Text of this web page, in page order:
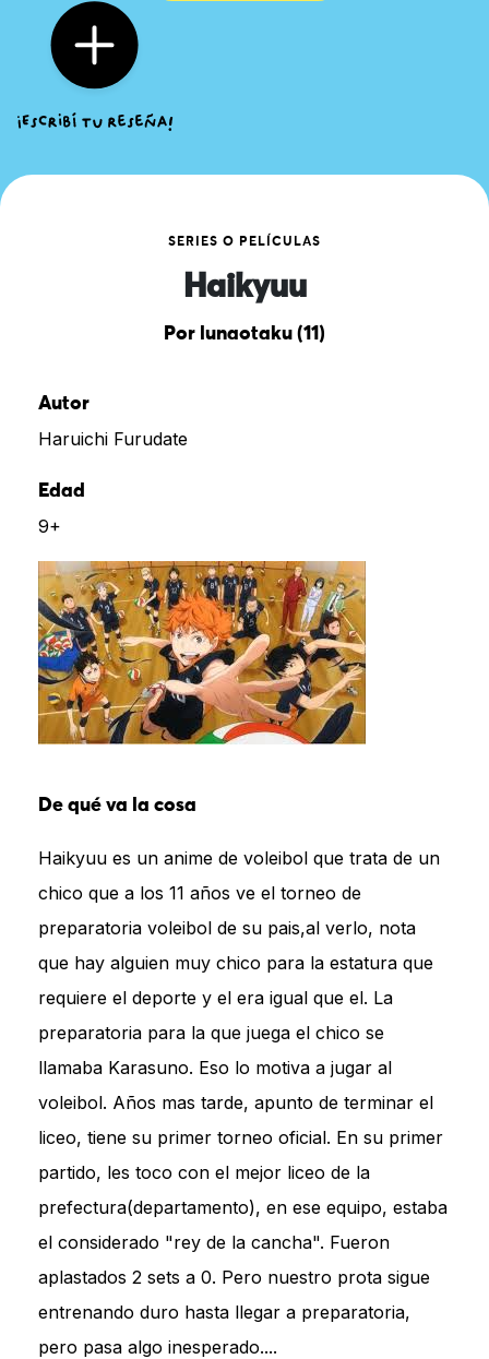
SERIES O PELÍCULAS
Haikyuu
Por lunaotaku (11)
Autor
Haruichi Furudate
Edad
9+
De qué va la cosa
Haikyuu es un anime de voleibol que trata de un
chico que a los 11 años ve el torneo de
preparatoria voleibol de su pais,al verlo, nota
que hay alguien muy chico para la estatura que
requiere el deporte y el era igual que el. La
preparatoria para la que juega el chico se
llamaba Karasuno. Eso lo motiva a jugar al
voleibol. Años mas tarde, apunto de terminar el
liceo, tiene su primer torneo oficial. En su primer
partido, les toco con el mejor liceo de la
prefectura(departamento), en ese equipo, estaba
el considerado "rey de la cancha". Fueron
aplastados 2 sets a 0. Pero nuestro prota sigue
entrenando duro hasta llegar a preparatoria,
pero pasa algo inesperado....